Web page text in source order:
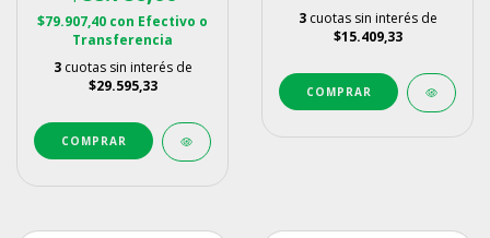
$79.907,40 con Efectivo o
Transferencia
3 cuotas sin interés de
$29.595,33
3 cuotas sin interés de
$15.409,33